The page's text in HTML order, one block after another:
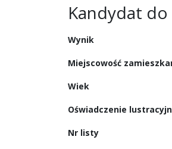
Kandydat
w wyborach
Wynik
Miejscowość
Wiek
Oświadczenie
Nr listy